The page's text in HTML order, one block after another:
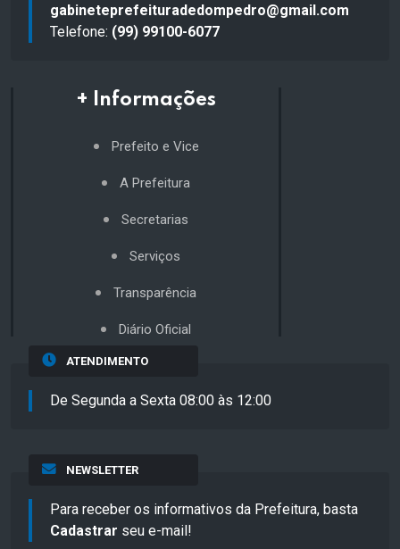
gabineteprefeituradedompedro@gmail.com
Telefone: (99) 99100-6077
+ Informações
Prefeito e Vice
A Prefeitura
Secretarias
Serviços
Transparência
Diário Oficial
ATENDIMENTO
De Segunda a Sexta 08:00 às 12:00
NEWSLETTER
Para receber os informativos da Prefeitura, basta
Cadastrar seu e-mail!